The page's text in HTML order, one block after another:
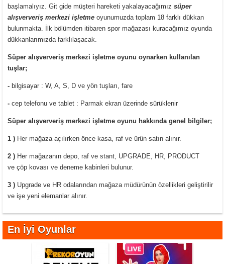
başlamalıyız. Git gide müşteri hareketi yakalayacağımız süper
alışververiş merkezi işletme oyunumuzda toplam 18 farklı dükkan
bulunmakta. İlk bölümden itibaren spor mağazası kuracağımız oyunda
dükkanlarımızda farklılaşacak.
Süper alışververiş merkezi işletme oyunu oynarken kullanılan
tuşlar;
- bilgisayar : W, A, S, D ve yön tuşları, fare
- cep telefonu ve tablet : Parmak ekran üzerinde sürüklenir
Süper alışververiş merkezi işletme oyunu hakkında genel bilgiler;
1 ) Her mağaza açılırken önce kasa, raf ve ürün satın alınır.
2 ) Her mağazanın depo, raf ve stant, UPGRADE, HR, PRODUCT
ve çöp kovası ve deneme kabinleri bulunur.
3 ) Upgrade ve HR odalarından mağaza müdürünün özellikleri geliştirilir
ve işe yeni elemanlar alınır.
En İyi Oyunlar